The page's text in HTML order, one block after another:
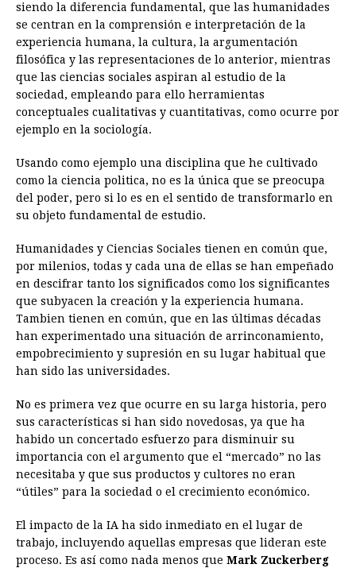
siendo la diferencia fundamental, que las humanidades
se centran en la comprensión e interpretación de la
experiencia humana, la cultura, la argumentación
filosófica y las representaciones de lo anterior, mientras
que las ciencias sociales aspiran al estudio de la
sociedad, empleando para ello herramientas
conceptuales cualitativas y cuantitativas, como ocurre por
ejemplo en la sociología.
Usando como ejemplo una disciplina que he cultivado
como la ciencia politica, no es la única que se preocupa
del poder, pero si lo es en el sentido de transformarlo en
su objeto fundamental de estudio.
Humanidades y Ciencias Sociales tienen en común que,
por milenios, todas y cada una de ellas se han empeñado
en descifrar tanto los significados como los significantes
que subyacen la creación y la experiencia humana.
Tambien tienen en común, que en las últimas décadas
han experimentado una situación de arrinconamiento,
empobrecimiento y supresión en su lugar habitual que
han sido las universidades.
No es primera vez que ocurre en su larga historia, pero
sus características si han sido novedosas, ya que ha
habido un concertado esfuerzo para disminuir su
importancia con el argumento que el “mercado” no las
necesitaba y que sus productos y cultores no eran
“útiles” para la sociedad o el crecimiento económico.
El impacto de la IA ha sido inmediato en el lugar de
trabajo, incluyendo aquellas empresas que lideran este
proceso. Es así como nada menos que Mark Zuckerberg